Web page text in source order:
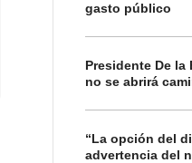
gasto público
Presidente De la
no se abrirá
“La opción del
advertencia del